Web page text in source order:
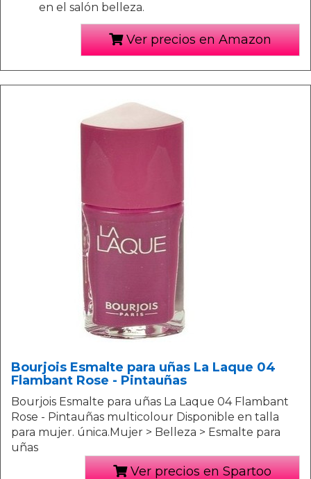
en el salón belleza.
Ver precios en Amazon
Bourjois Esmalte para uñas La Laque 04
Flambant Rose - Pintauñas
Bourjois Esmalte para uñas La Laque 04 Flambant
Rose - Pintauñas multicolour Disponible en talla
para mujer. única.Mujer > Belleza > Esmalte para
uñas
Ver precios en Spartoo